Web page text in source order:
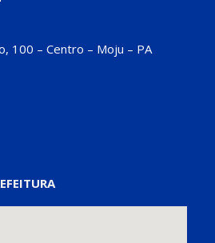
100 – Centro – Moju – PA